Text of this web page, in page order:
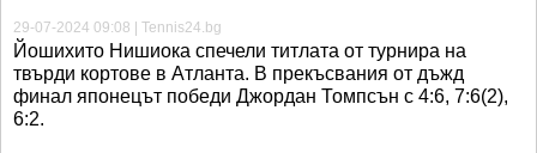
29-07-2024 09:08 | Tennis24.bg
Йошихито Нишиока спечели титлата от турнира на
твърди кортове в Атланта. В прекъсвания от дъжд
финал японецът победи Джордан Томпсън с 4:6, 7:6(2),
6:2.